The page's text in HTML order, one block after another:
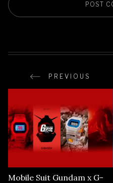
PREVIOUS
Mobile Suit Gundam x G-